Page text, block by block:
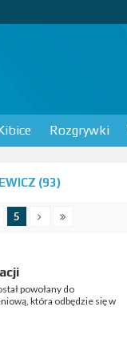
Rozgrywki
(93)
5
powołany do
która odbędzie się w